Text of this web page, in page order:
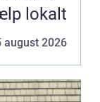
lokalt
august 2026